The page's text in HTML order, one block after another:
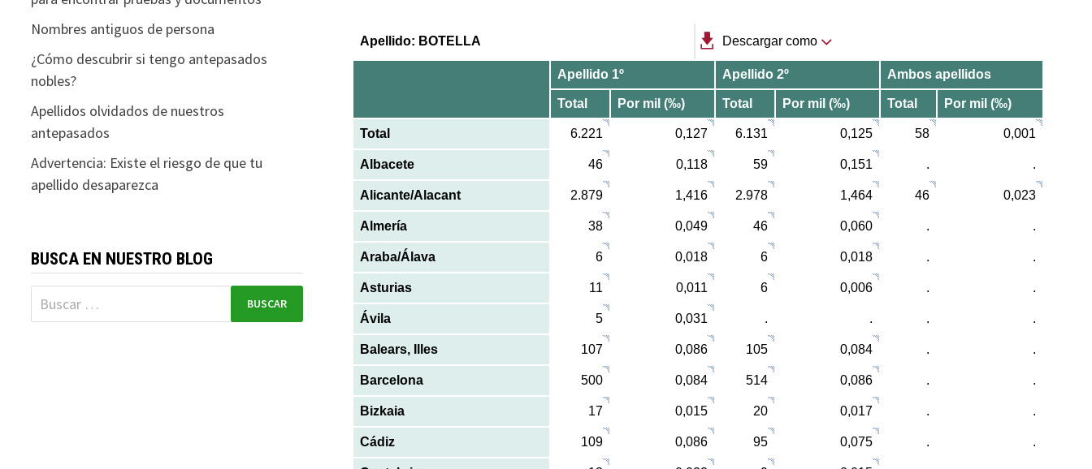
Nombres antiguos de persona
¿Cómo descubrir si tengo antepasados
nobles?
Apellidos olvidados de nuestros
antepasados
Advertencia: Existe el riesgo de que tu
apellido desaparezca
BUSCA EN NUESTRO BLOG